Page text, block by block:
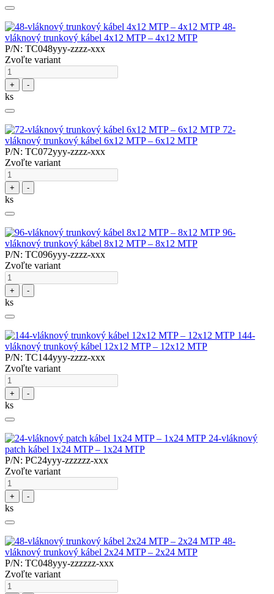
48-
vláknový trunkový kábel 4x12 MTP – 4x12 MTP
P/N: TC048yyy-zzzz-xxx
Zvoľte variant
+ -
ks
72-
vláknový trunkový kábel 6x12 MTP – 6x12 MTP
P/N: TC072yyy-zzzz-xxx
Zvoľte variant
+ -
ks
96-
vláknový trunkový kábel 8x12 MTP – 8x12 MTP
P/N: TC096yyy-zzzz-xxx
Zvoľte variant
+ -
ks
144-
vláknový trunkový kábel 12x12 MTP – 12x12 MTP
P/N: TC144yyy-zzzz-xxx
Zvoľte variant
+ -
ks
24-vláknový
patch kábel 1x24 MTP – 1x24 MTP
P/N: PC24yyy-zzzzzz-xxx
Zvoľte variant
+ -
ks
48-
vláknový trunkový kábel 2x24 MTP – 2x24 MTP
P/N: TC048yyy-zzzzzz-xxx
Zvoľte variant